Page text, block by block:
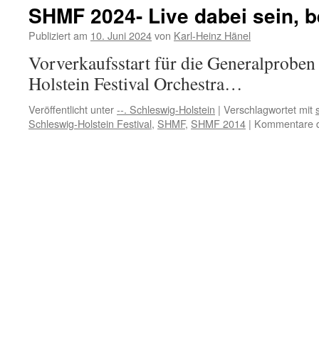
des
SHMF
sogar
tanzbar…
SHMF 2024- Live dabei sein,
Publiziert am 10. Juni 2024von Karl-Heinz Hänel
Vorverkaufsstart für die
Holstein Festival Orchestra…
Veröffentlicht unter--. Schleswig-Holstein | Verschlagwortet mit
Schleswig-Holstein Festival, SHMF, SHMF 2014 | Kommentare